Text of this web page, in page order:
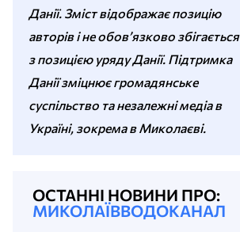
Данії. Зміст відображає позицію
авторів і не обов’язково збігається
з позицією уряду Данії. Підтримка
Данії зміцнює громадянське
суспільство та незалежні медіа в
Україні, зокрема в Миколаєві.
ОСТАННІ НОВИНИ ПРО:
МИКОЛАЇВВОДОКАНАЛ